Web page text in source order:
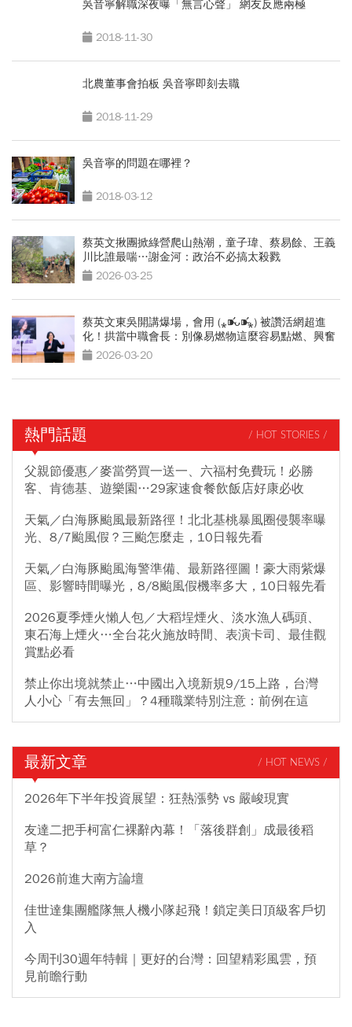
吳音寧解職深夜曝「無言心聲」 網友反應兩極
2018-11-30
北農董事會拍板 吳音寧即刻去職
2018-11-29
吳音寧的問題在哪裡？
2018-03-12
蔡英文揪團掀綠營爬山熱潮，童子瑋、蔡易餘、王義
川比誰最喘…謝金河：政治不必搞太殺戮
2026-03-25
蔡英文東吳開講爆場，會用 (⁎⁍̴̛ᴗ⁍̴̛⁎) 被讚活網超進
化！拱當中職會長：別像易燃物這麼容易點燃、興奮
2026-03-20
熱門話題 / HOT STORIES /
父親節優惠／麥當勞買一送一、六福村免費玩！必勝
客、肯德基、遊樂園…29家速食餐飲飯店好康必收
天氣／白海豚颱風最新路徑！北北基桃暴風圈侵襲率曝
光、8/7颱風假？三颱怎麼走，10日報先看
天氣／白海豚颱風海警準備、最新路徑圖！豪大雨紫爆
區、影響時間曝光，8/8颱風假機率多大，10日報先看
2026夏季煙火懶人包／大稻埕煙火、淡水漁人碼頭、
東石海上煙火…全台花火施放時間、表演卡司、最佳觀
賞點必看
禁止你出境就禁止…中國出入境新規9/15上路，台灣
人小心「有去無回」？4種職業特別注意：前例在這
最新文章 / HOT NEWS /
2026年下半年投資展望：狂熱漲勢 vs 嚴峻現實
友達二把手柯富仁裸辭內幕！「落後群創」成最後稻
草？
2026前進大南方論壇
佳世達集團艦隊無人機小隊起飛！鎖定美日頂級客戶切
入
今周刊30週年特輯｜更好的台灣：回望精彩風雲，預
見前瞻行動